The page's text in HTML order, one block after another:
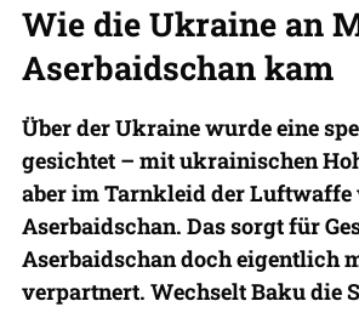
Wie die Ukraine an
Aserbaidschan kam
Über der Ukraine wurde eine
gesichtet – mit ukrainischen
aber im Tarnkleid der Luftwaffe
Aserbaidschan. Das sorgt für
Aserbaidschan doch eigentlich
verpartnert. Wechselt Baku die